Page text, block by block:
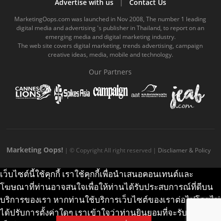
o
o
k
c
o
b
e
.
o
m
e
g
r
a
.
k
.
c
m
Advertise with us| Contact Us
MarketingOops.com was launched in Nov 2008, The number 1 leading
digital media and advertising 's publisher in Thailand, to report on an
emerging media and digital marketing industry.
The web site covers digital marketing, trends advertising, campaign
creative ideas, media, mobile and technology.
Our Partners
Marketing Oops! | © Copyright All right reserved | Discliamer & Policy
เว็บไซต์นี้ใช้คุกกี้ เราใช้คุกกี้เพื่อนำเสนอคอนเทนต์และ
โฆษณาที่ท่านอาจสนใจเพื่อให้ท่านได้รับประสบการณ์ที่ดีบน
บริการของเรา หากท่านใช้บริการเว็บไซต์ของเราต่อไปโดยไม่
ได้ปรับการตั้งค่าใดๆ เราเข้าใจว่าท่านยินยอมที่จะรับคุกกี้บน